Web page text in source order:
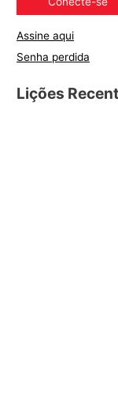
Assine aqui
Senha perdida
Lições